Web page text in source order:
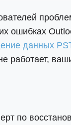
ошибках
данных
работает,
по